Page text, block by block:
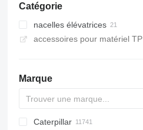
Catégorie
nacelles élévatrices
nacelles à ciseaux
accessoires pour matériel TP
Marque
Titan
AL
SP
AX
X-Series
AFW
HD
FlexiROC
1304
400 - series
BC
BG
BB
TW
463
GSH
Leonardo
AHK
K-series
CK
3.5
B-series
450
Caterpillar